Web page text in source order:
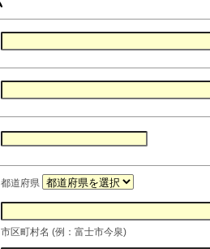
都道府県
市区町村名 (例：富士市今泉)